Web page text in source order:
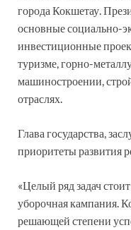
города Кокшетау.
основные социально-
инвестиционные
туризме, горно-
машиностроении,
отраслях.
Глава государства,
приоритеты развития
«Целый ряд задач
уборочная кампания.
решающей степени